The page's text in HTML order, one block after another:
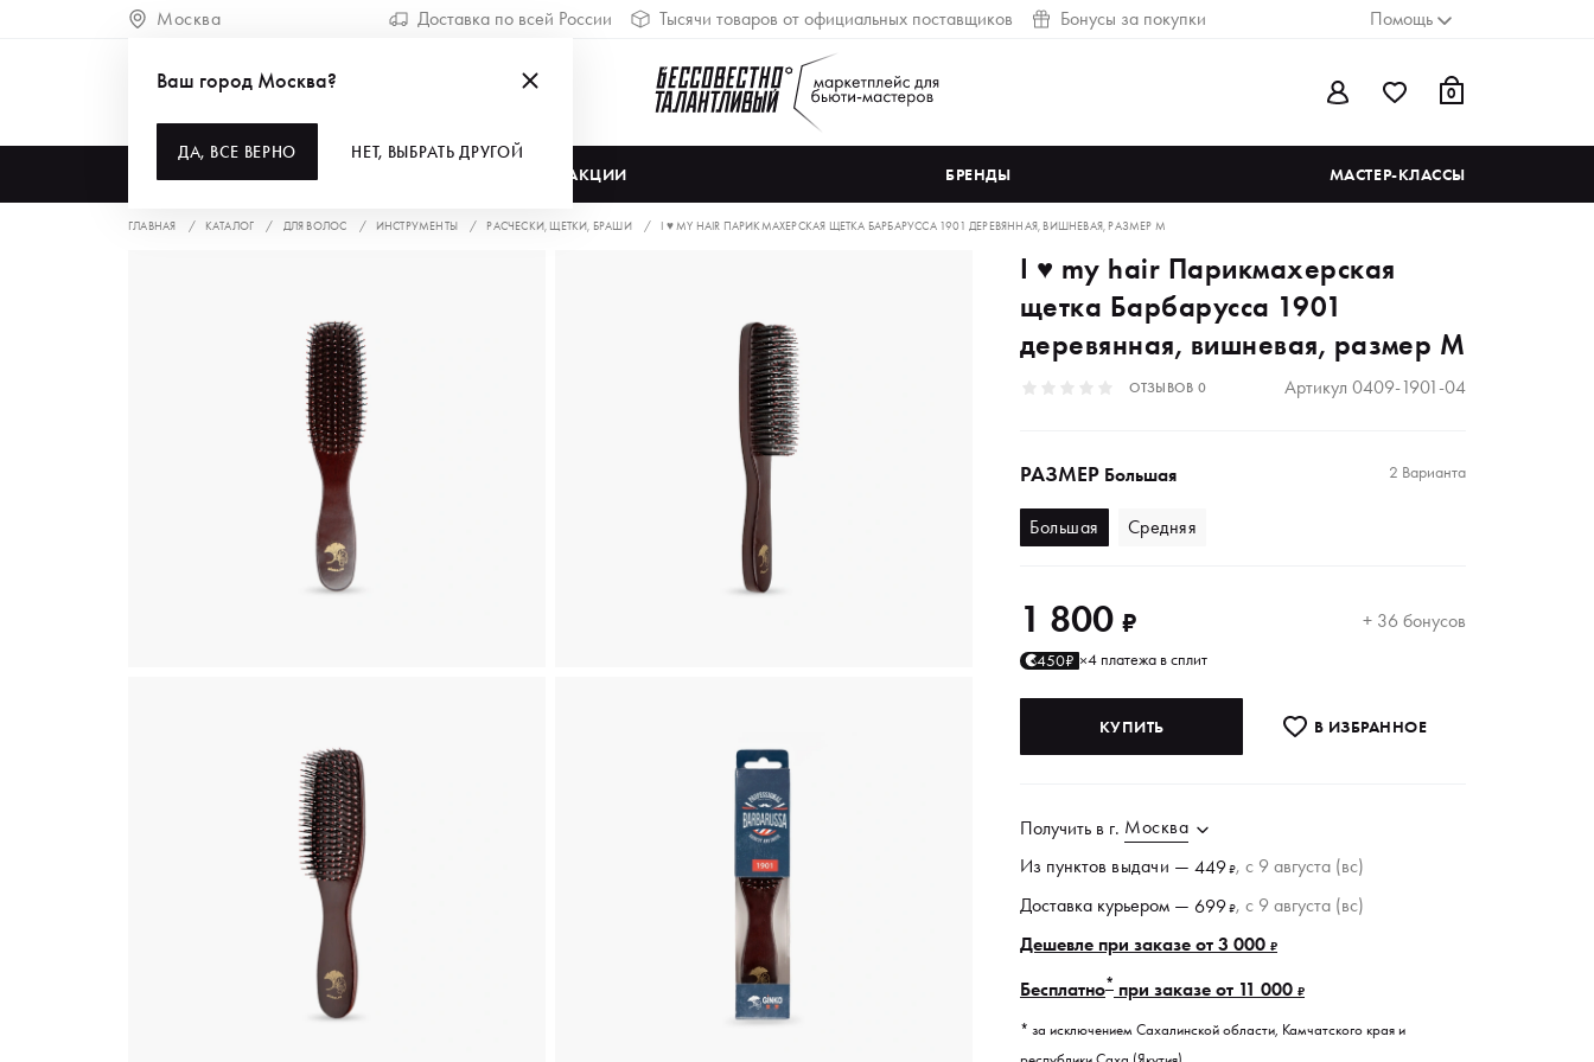
Москва Доставка по всей России Тысячи товаров от официальных поставщиков Бонусы за покупки Помощь
0
АКЦИИ БРЕНДЫ МАСТЕР-КЛАССЫ
Ваш город Москва?
ДА, ВСЕ ВЕРНО НЕТ, ВЫБРАТЬ ДРУГОЙ
ГЛАВНАЯ КАТАЛОГ ДЛЯ ВОЛОС ИНСТРУМЕНТЫ РАСЧЕСКИ, ЩЕТКИ, БРАШИ I ♥ MY HAIR ПАРИКМАХЕРСКАЯ ЩЕТКА БАРБАРУССА 1901 ДЕРЕВЯННАЯ, ВИШНЕВАЯ, РАЗМЕР М
I ♥ my hair Парикмахерская
щетка Барбарусса 1901
деревянная, вишневая, размер М
ОТЗЫВОВ 0 Артикул 0409-1901-04
РАЗМЕР Большая 2 Варианта
Большая Средняя
1 800 ₽ + 36 бонусов
450₽ ×4 платежа в сплит
КУПИТЬ В ИЗБРАННОE
Получить в г. Москва
Из пунктов выдачи —449₽, c 9 августа (вс)
Доставка курьером —699₽, c 9 августа (вс)
Дешевле при заказе от 3 000₽
Бесплатно* при заказе от 11 000₽
* за исключением Сахалинской области, Камчатского края и